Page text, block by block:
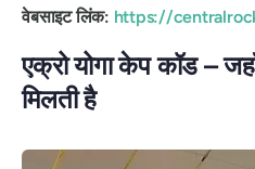
वेबसाइट लिंक: https://
एक्रो योगा केप कॉड –
मिलती है